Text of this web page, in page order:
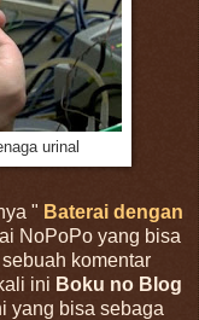
urinal
" Baterai dengan
NoPoPo yang bisa
komentar
ini Boku no Blog
yang bisa sebaga